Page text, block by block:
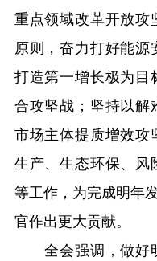
重点领域改革开放攻
原则，奋力打好能源
打造第一增长极为目
合攻坚战；坚持以解
市场主体提质增效攻
生产、生态环保、风
等工作，为完成明年
官作出更大贡献。
全会强调，做好明